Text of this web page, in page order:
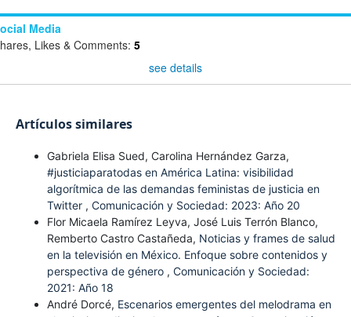
Media
Likes & Comments: 5
see details
Artículos similares
Gabriela Elisa Sued, Carolina Hernández Garza,
#justiciaparatodas en América Latina: visibilidad
algorítmica de las demandas feministas de justicia en
Twitter , Comunicación y Sociedad: 2023: Año 20
Flor Micaela Ramírez Leyva, José Luis Terrón Blanco,
Remberto Castro Castañeda, Noticias y frames de salud
en la televisión en México. Enfoque sobre contenidos y
perspectiva de género , Comunicación y Sociedad:
2021: Año 18
André Dorcé, Escenarios emergentes del melodrama en